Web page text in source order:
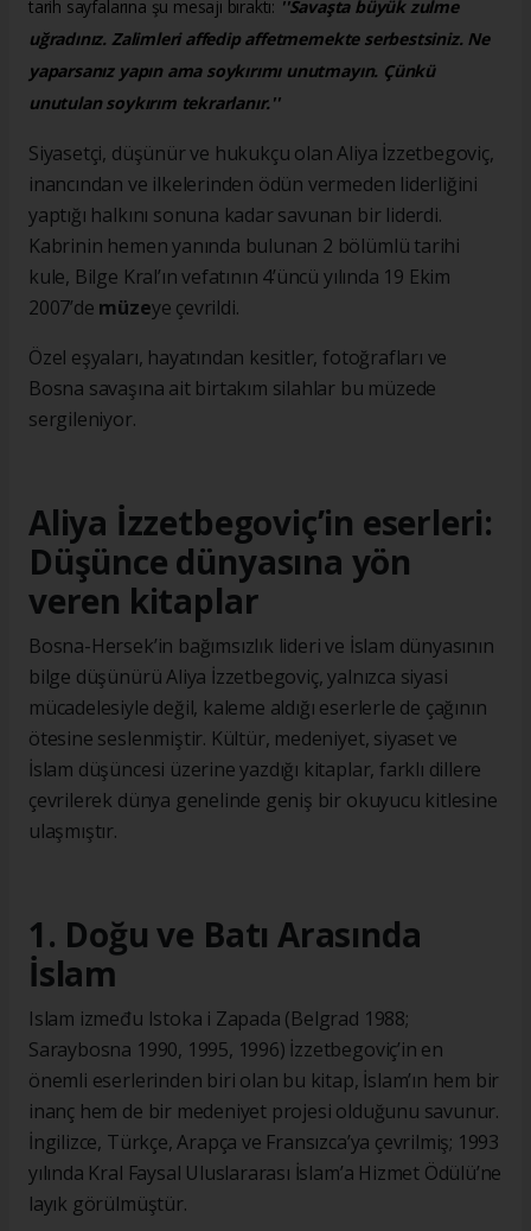
tarih sayfalarına şu mesajı bıraktı: ''Savaşta büyük zulme
uğradınız. Zalimleri affedip affetmemekte serbestsiniz. Ne
yaparsanız yapın ama soykırımı unutmayın. Çünkü
unutulan soykırım tekrarlanır.''
Siyasetçi, düşünür ve hukukçu olan Aliya İzzetbegoviç,
inancından ve ilkelerinden ödün vermeden liderliğini
yaptığı halkını sonuna kadar savunan bir liderdi.
Kabrinin hemen yanında bulunan 2 bölümlü tarihi
kule, Bilge Kral’ın vefatının 4’üncü yılında 19 Ekim
2007’de müzeye çevrildi.
Özel eşyaları, hayatından kesitler, fotoğrafları ve
Bosna savaşına ait birtakım silahlar bu müzede
sergileniyor.
Aliya İzzetbegoviç’in eserleri:
Düşünce dünyasına yön
veren kitaplar
Bosna-Hersek’in bağımsızlık lideri ve İslam dünyasının
bilge düşünürü Aliya İzzetbegoviç, yalnızca siyasi
mücadelesiyle değil, kaleme aldığı eserlerle de çağının
ötesine seslenmiştir. Kültür, medeniyet, siyaset ve
İslam düşüncesi üzerine yazdığı kitaplar, farklı dillere
çevrilerek dünya genelinde geniş bir okuyucu kitlesine
ulaşmıştır.
1. Doğu ve Batı Arasında
İslam
Islam između Istoka i Zapada (Belgrad 1988;
Saraybosna 1990, 1995, 1996) İzzetbegoviç’in en
önemli eserlerinden biri olan bu kitap, İslam’ın hem bir
inanç hem de bir medeniyet projesi olduğunu savunur.
İngilizce, Türkçe, Arapça ve Fransızca’ya çevrilmiş; 1993
yılında Kral Faysal Uluslararası İslam’a Hizmet Ödülü’ne
layık görülmüştür.